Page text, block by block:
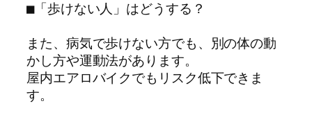
■「歩けない人」はどうする？
また、病気で歩けない方でも、別の体の動
かし方や運動法があります。
屋内エアロバイクでもリスク低下できま
す。